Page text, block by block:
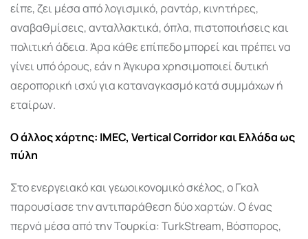
είπε, ζει μέσα από λογισμικό, ραντάρ, κινητήρες,
αναβαθμίσεις, ανταλλακτικά, όπλα, πιστοποιήσεις και
πολιτική άδεια. Άρα κάθε επίπεδο μπορεί και πρέπει να
γίνει υπό όρους, εάν η Άγκυρα χρησιμοποιεί δυτική
αεροπορική ισχύ για καταναγκασμό κατά συμμάχων ή
εταίρων.
Ο άλλος χάρτης: IMEC, Vertical Corridor και Ελλάδα ως
πύλη
Στο ενεργειακό και γεωοικονομικό σκέλος, ο Γκαλ
παρουσίασε την αντιπαράθεση δύο χαρτών. Ο ένας
περνά μέσα από την Τουρκία: TurkStream, Βόσπορος,